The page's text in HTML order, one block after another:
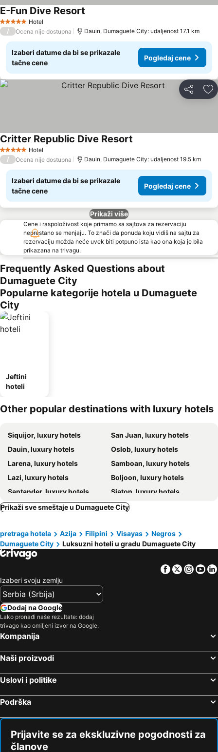
5 ZvezdiceHotel
E-Fun Dive Resort
/ Ocena nije dostupna Dauin, Dumaguete City: udaljenost 17.1 km
Izaberi datume da bi se prikazale
tačne cene
Pogledaj cene
Deli
5 ZvezdiceHotel
Critter Republic Dive Resort
/ Ocena nije dostupna Dauin, Dumaguete City: udaljenost 19.5 km
Izaberi datume da bi se prikazale
tačne cene
Pogledaj cene
Prikaži više
Cene i raspoloživost koje primamo sa sajtova za rezervaciju
neprestano se menjaju. To znači da ponuda koju vidiš na sajtu za
rezervaciju možda neće uvek biti potpuno ista kao ona koja je bila
prikazana na trivagu.
Frequently Asked Questions about
Dumaguete City
Popularne kategorije hotela u Dumaguete
City
Jeftini
hoteli
Other popular destinations with luxury hotels
Siquijor, luxury hotels
San Juan, luxury hotels
Dauin, luxury hotels
Oslob, luxury hotels
Larena, luxury hotels
Samboan, luxury hotels
Lazi, luxury hotels
Boljoon, luxury hotels
Santander, luxury hotels
Siaton, luxury hotels
Bais City, luxury hotels
Prikaži sve smeštaje u Dumaguete City
pretraga hotela Azija Filipini Visayas
Negros
Dumaguete City
Luksuzni hoteli u gradu Dumaguete City
Facebook
Twitter
Izaberi svoju zemlju
Dodaj na Google
Lako pronađi naše rezultate: dodaj
trivago kao omiljeni izvor na Google.
Kompanija
Naši proizvodi
Uslovi i politike
Podrška
Prijavite se za ekskluzivne pogodnosti za
članove